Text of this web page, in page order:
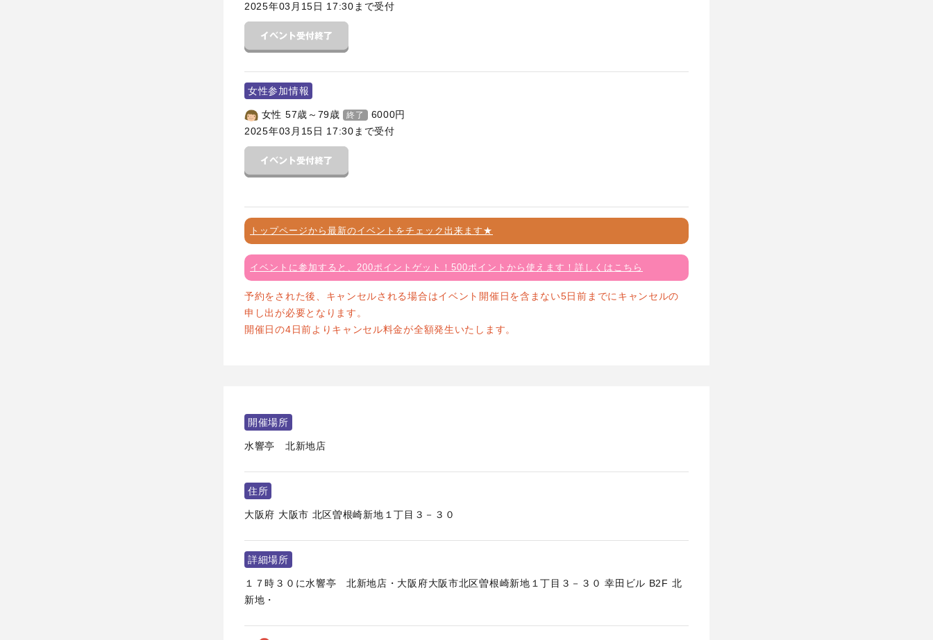
2025年03月15日 17:30まで受付
女性参加情報
女性 57歳～79歳 終了 6000円
2025年03月15日 17:30まで受付
トップページから最新のイベントをチェック出来ます★
イベントに参加すると、200ポイントゲット！500ポイントから使えます！詳しくはこちら
予約をされた後、キャンセルされる場合はイベント開催日を含まない5日前までにキャンセルの
申し出が必要となります。
開催日の4日前よりキャンセル料金が全額発生いたします。
開催場所
水響亭 北新地店
住所
大阪府 大阪市 北区曽根崎新地１丁目３－３０
詳細場所
１７時３０に水響亭 北新地店・大阪府大阪市北区曽根崎新地１丁目３－３０ 幸田ビル B2F 北
新地・